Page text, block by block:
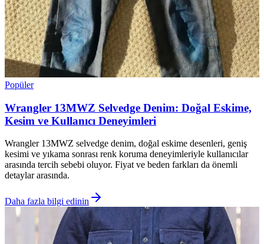
Popüler
Wrangler 13MWZ Selvedge Denim: Doğal Eskime,
Kesim ve Kullanıcı Deneyimleri
Wrangler 13MWZ selvedge denim, doğal eskime desenleri, geniş
kesimi ve yıkama sonrası renk koruma deneyimleriyle kullanıcılar
arasında tercih sebebi oluyor. Fiyat ve beden farkları da önemli
detaylar arasında.
Daha fazla bilgi edinin